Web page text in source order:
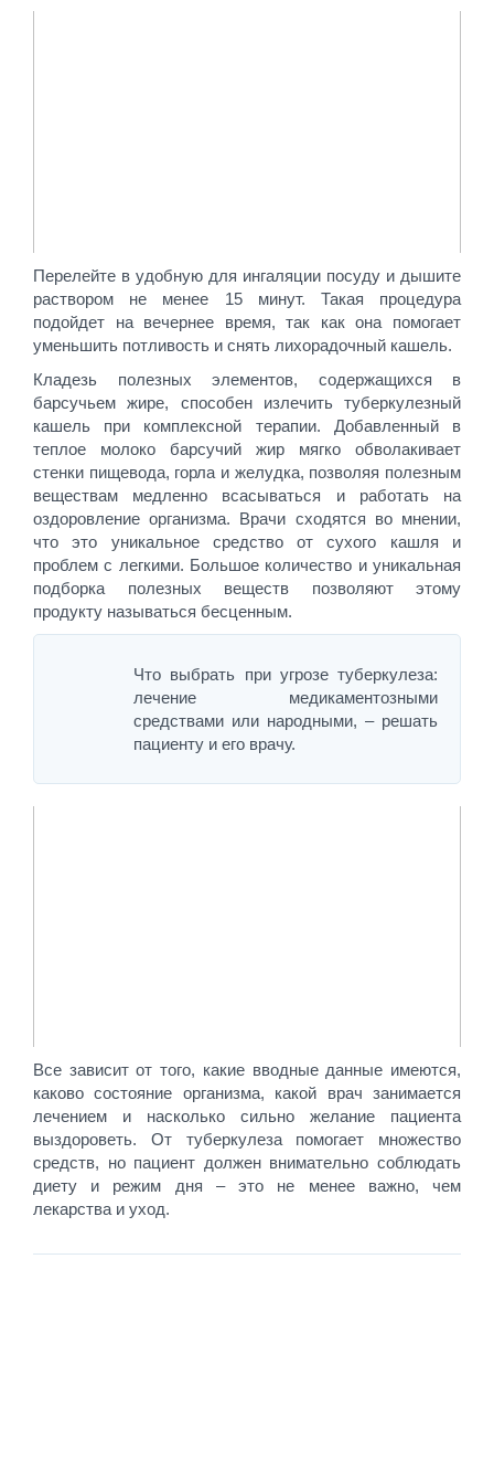
Перелейте в удобную для ингаляции посуду и дышите
раствором не менее 15 минут. Такая процедура
подойдет на вечернее время, так как она помогает
уменьшить потливость и снять лихорадочный кашель.
Кладезь полезных элементов, содержащихся в
барсучьем жире, способен излечить туберкулезный
кашель при комплексной терапии. Добавленный в
теплое молоко барсучий жир мягко обволакивает
стенки пищевода, горла и желудка, позволяя полезным
веществам медленно всасываться и работать на
оздоровление организма. Врачи сходятся во мнении,
что это уникальное средство от сухого кашля и
проблем с легкими. Большое количество и уникальная
подборка полезных веществ позволяют этому
продукту называться бесценным.
Что выбрать при угрозе туберкулеза:
лечение медикаментозными
средствами или народными, – решать
пациенту и его врачу.
Все зависит от того, какие вводные данные имеются,
каково состояние организма, какой врач занимается
лечением и насколько сильно желание пациента
выздороветь. От туберкулеза помогает множество
средств, но пациент должен внимательно соблюдать
диету и режим дня – это не менее важно, чем
лекарства и уход.